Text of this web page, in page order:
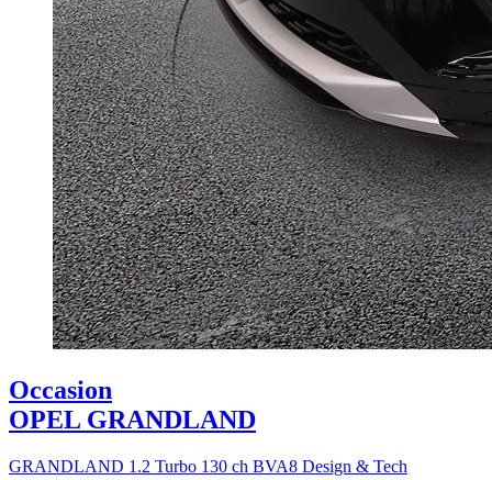
Occasion
OPEL GRANDLAND
GRANDLAND 1.2 Turbo 130 ch BVA8 Design & Tech